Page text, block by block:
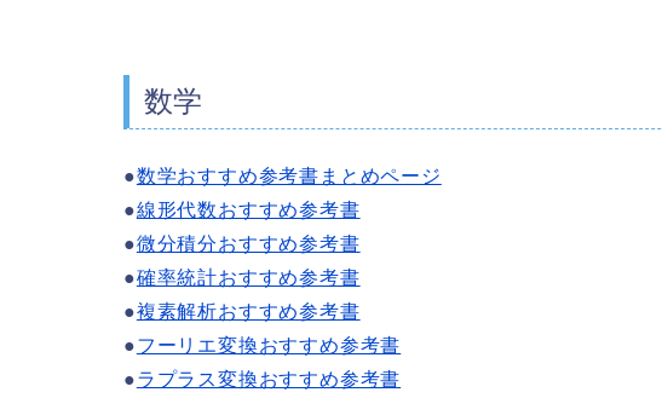
数学
●数学おすすめ参考書まとめページ
●線形代数おすすめ参考書
●微分積分おすすめ参考書
●確率統計おすすめ参考書
●複素解析おすすめ参考書
●フーリエ変換おすすめ参考書
●ラプラス変換おすすめ参考書